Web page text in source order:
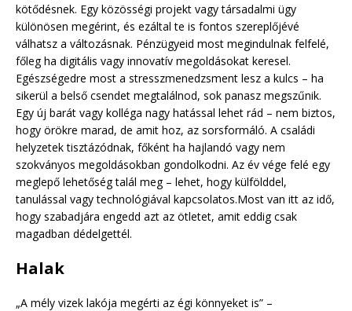
kötődésnek. Egy közösségi projekt vagy társadalmi ügy
különösen megérint, és ezáltal te is fontos szereplőjévé
válhatsz a változásnak. Pénzügyeid most megindulnak felfelé,
főleg ha digitális vagy innovatív megoldásokat keresel.
Egészségedre most a stresszmenedzsment lesz a kulcs – ha
sikerül a belső csendet megtalálnod, sok panasz megszűnik.
Egy új barát vagy kolléga nagy hatással lehet rád – nem biztos,
hogy örökre marad, de amit hoz, az sorsformáló. A családi
helyzetek tisztázódnak, főként ha hajlandó vagy nem
szokványos megoldásokban gondolkodni. Az év vége felé egy
meglepő lehetőség talál meg – lehet, hogy külfölddel,
tanulással vagy technológiával kapcsolatos.Most van itt az idő,
hogy szabadjára engedd azt az ötletet, amit eddig csak
magadban dédelgettél.
Halak
„A mély vizek lakója megérti az égi könnyeket is” –